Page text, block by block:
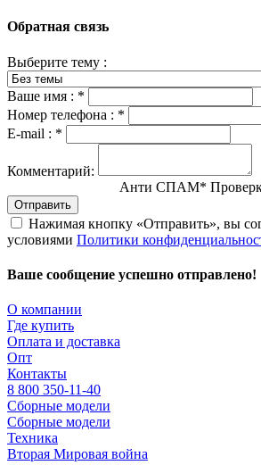
Обратная связь
Выберите тему :
Ваше имя : *
Номер телефона : *
E-mail : *
Комментарий:
Анти СПАМ*
Отправить
Нажимая кнопку «Отправить», вы
условиями Политики
Ваше сообщение успешно отправлено!
О компании
Где купить
Оплата и доставка
Опт
Контакты
8 800 350-11-40
Сборные модели
Сборные модели
Техника
Вторая Мировая война